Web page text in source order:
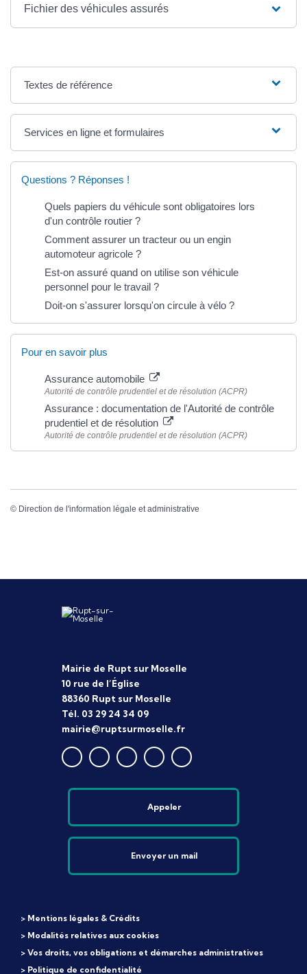
Fichier des véhicules assurés
Textes de référence
Services en ligne et formulaires
Questions ? Réponses !
Quels papiers du véhicule sont obligatoires lors
d'un contrôle routier ?
Comment assurer un tracteur ou un engin
automoteur agricole ?
Est-on assuré quand on utilise son véhicule
personnel pour le travail ?
Doit-on s'assurer lorsqu'on circule à vélo ?
Pour en savoir plus
Assurance automobile
Autorité de contrôle prudentiel et de résolution (ACPR)
Assurance : documentation de l'Autorité de contrôle
prudentiel et de résolution
Autorité de contrôle prudentiel et de résolution (ACPR)
© Direction de l'information légale et administrative
Mairie de Rupt sur Moselle
10 rue de l’Église
88360 Rupt sur Moselle
Tél. 03 29 24 34 09
mairie@ruptsurmoselle.fr
Appeler
Envoyer un mail
> Mentions légales & Crédits
> Modalités relatives aux cookies
> Vos droits, vos obligations et démarches administratives
> Politique de confidentialité